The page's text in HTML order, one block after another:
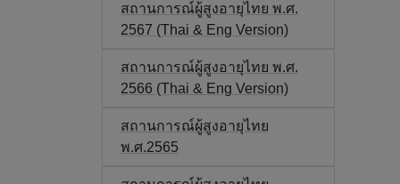
สถานการณ์ผู้สูงอายุไทย พ.ศ.
2567 (Thai & Eng Version)
สถานการณ์ผู้สูงอายุไทย พ.ศ.
2566 (Thai & Eng Version)
สถานการณ์ผู้สูงอายุไทย
พ.ศ.2565